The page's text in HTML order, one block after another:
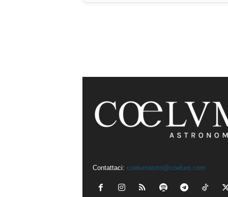
Contattaci: coelumastro@coelum.com